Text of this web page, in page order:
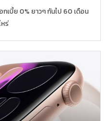
กเบี้ย 0% ยาวๆ กันไป 60 เดือน
หร่